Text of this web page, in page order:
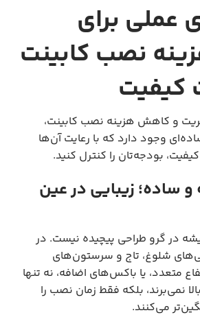
عملی برای
نصب کابینت
کیفیت
و کاهش هزینه نصب کابینت،
وجود دارد که با رعایت آن‌ها
بودجه‌تان را کنترل کنید.
و ساده؛ زیبایی در عین
در گرو طراحی پیچیده نیست. در
شلوغ، تاج و سرستون‌های
متعدد، یا باکس‌های اضافه، نه ‌تنها
نمی‌برند، بلکه فقط زمان نصب را
می‌کنند.